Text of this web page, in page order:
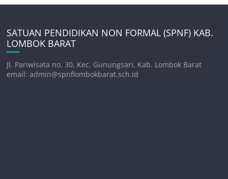
SATUAN PENDIDIKAN NON FORMAL (SPNF) KAB.
LOMBOK BARAT
Jl. Pariwisata no. 30, Kec. Gunungsari, Kab. Lombok Barat
email: admin@spnflombokbarat.sch.id